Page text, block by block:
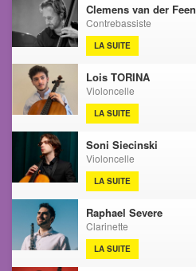
Clemens van der Feen
Contrebassiste
LA SUITE
Lois TORINA
Violoncelle
LA SUITE
Soni Siecinski
Violoncelle
LA SUITE
Raphael Severe
Clarinette
LA SUITE